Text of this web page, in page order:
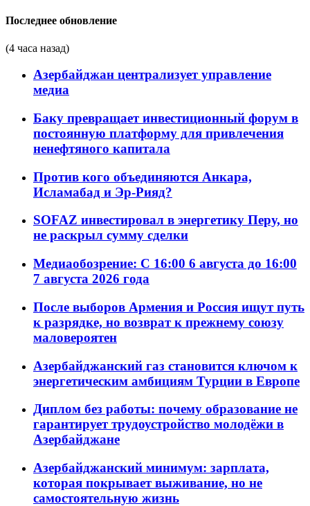
Последнее обновление
(4 часа назад)
Азербайджан централизует управление
медиа
Баку превращает инвестиционный форум в
постоянную платформу для привлечения
ненефтяного капитала
Против кого объединяются Анкара,
Исламабад и Эр-Рияд?
SOFAZ инвестировал в энергетику Перу, но
не раскрыл сумму сделки
Медиаобозрение: С 16:00 6 августа до 16:00
7 августа 2026 года
После выборов Армения и Россия ищут путь
к разрядке, но возврат к прежнему союзу
маловероятен
Азербайджанский газ становится ключом к
энергетическим амбициям Турции в Европе
Диплом без работы: почему образование не
гарантирует трудоустройство молодёжи в
Азербайджане
Азербайджанский минимум: зарплата,
которая покрывает выживание, но не
самостоятельную жизнь